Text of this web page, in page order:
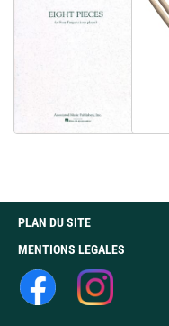
PLAN DU SITE
MENTIONS LEGALES